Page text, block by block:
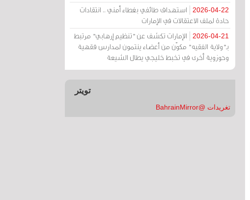
2026-04-22
استهداف طائفي بغطاء أمني .. انتقادات
حادة لملف الاعتقالات في الإمارات
2026-04-21
الإمارات تكشف عن "تنظيم إرهابي" مرتبط
بـ"ولاية الفقيه" مكوّن من أعضاء ينتمون لمدارس فقهية
وحوزوية أخرى في تخبط خليجي يطال الشيعة
تويتر
تغريدات @BahrainMirror